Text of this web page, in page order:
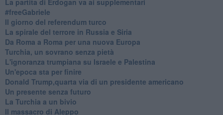
#freeGabriele
Il giorno del referendum turco
La spirale del terrore in Russia e Siria
Da Roma a Roma per una nuova Europa
Turchia, un sovrano senza pietà
L'ignoranza trumpiana su Israele e Palestina
Un'epoca sta per finire
Donald Trump,quarta via di un presidente americano
Un presente senza futuro
La Turchia a un bivio
Il massacro di Aleppo